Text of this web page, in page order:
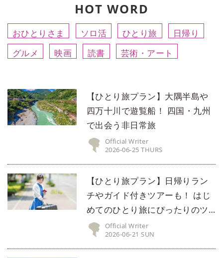
HOT WORD
おひとりさま ソロ活 ひとり旅
日帰り
グルメ
映画 読書 芸術・アート
【ひとり旅プラン】大隅半島や
四万十川で遊覧船！ 四国・九州
で出会う非日常旅
Official Writer
2026-06-25 THURS
【ひとり旅プラン】日帰りラン
チやガイド付きツアーも！ はじ
めてのひとり旅にぴったりのツ
アー5選Official Writer
2026-06-21 SUN